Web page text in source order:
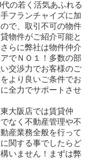
の若く活気あふれる
フランチャイズに加
で、取引不可の物件
物件がご紹介可能と
らに弊社は物件仲介
でＮＯ１！多数の部
交渉力でお客様のご
より良いご条件でお
全力でサポートさせ
大阪店では賃貸仲
なく不動産管理や不
産業務全般を行って
関する事でしたらど
いません！まずは弊